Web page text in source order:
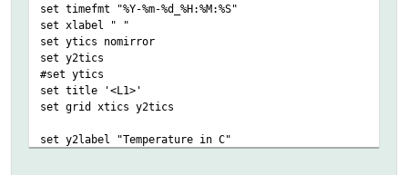
set timefmt "%Y-%m-%d_%H:%M:%S"
set xlabel " "
set ytics nomirror
set y2tics
#set ytics
set title '<L1>'
set grid xtics y2tics
set y2label "Temperature in C"